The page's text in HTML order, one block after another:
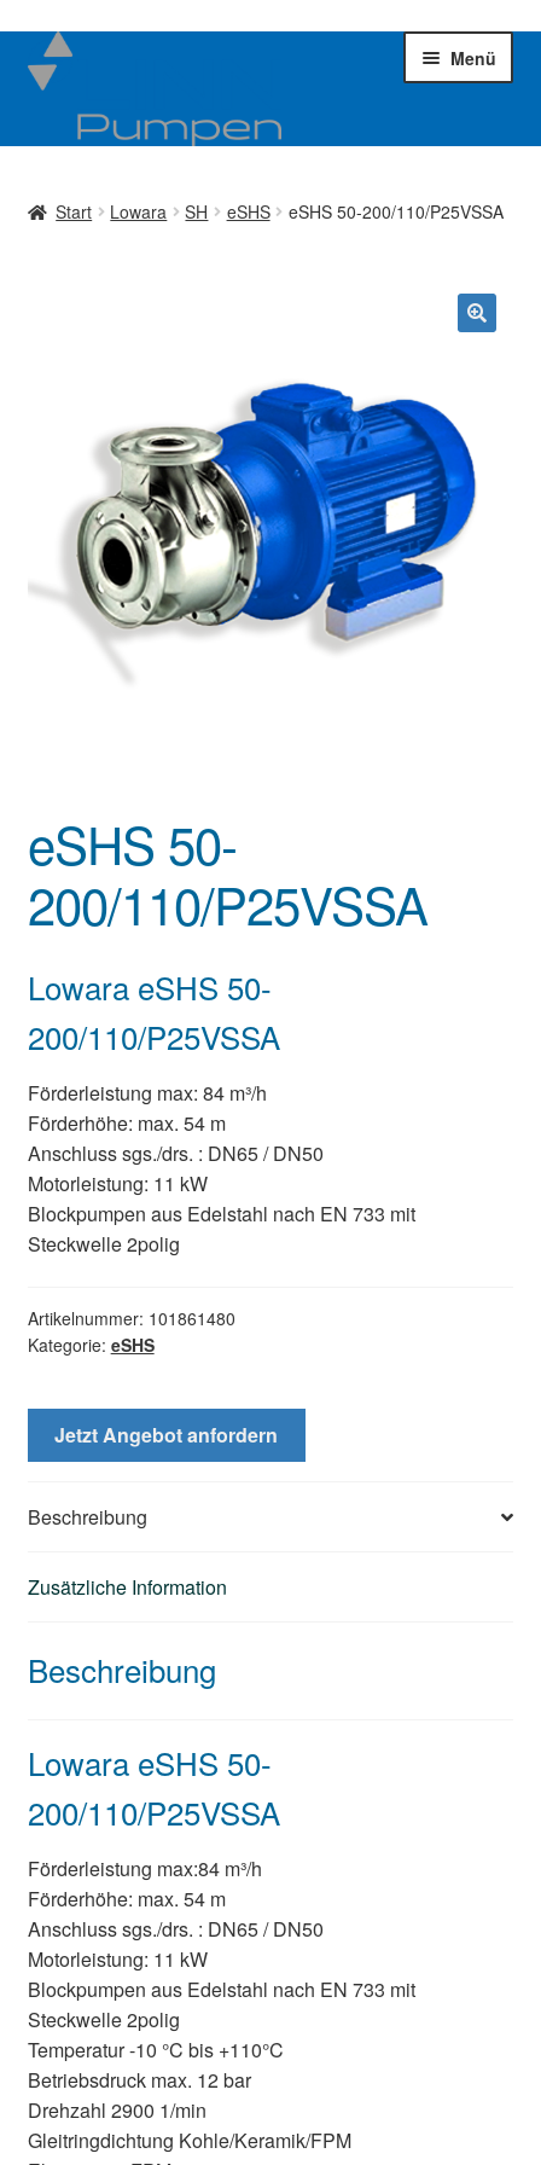
Zur
Navigation
Zum
Inhalt
Menü
öffnen
Impellerpumpen
Start Lowara SH eSHS eSHS 50-200/110/P25VSSA
eSHS 50-
200/110/P25VSSA
Lowara eSHS 50-
200/110/P25VSSA
Förderleistung max: 84 m³/h
Förderhöhe: max. 54 m
Anschluss sgs./drs. : DN65 / DN50
Motorleistung: 11 kW
Blockpumpen aus Edelstahl nach EN 733 mit
Steckwelle 2polig
Artikelnummer: 101861480
Kategorie: eSHS
Jetzt Angebot anfordern
Beschreibung
Zusätzliche Information
Beschreibung
Lowara eSHS 50-
200/110/P25VSSA
Förderleistung max:84 m³/h
Förderhöhe: max. 54 m
Anschluss sgs./drs. : DN65 / DN50
Motorleistung: 11 kW
Blockpumpen aus Edelstahl nach EN 733 mit
Steckwelle 2polig
Temperatur -10 °C bis +110°C
Betriebsdruck max. 12 bar
Drehzahl 2900 1/min
Gleitringdichtung Kohle/Keramik/FPM